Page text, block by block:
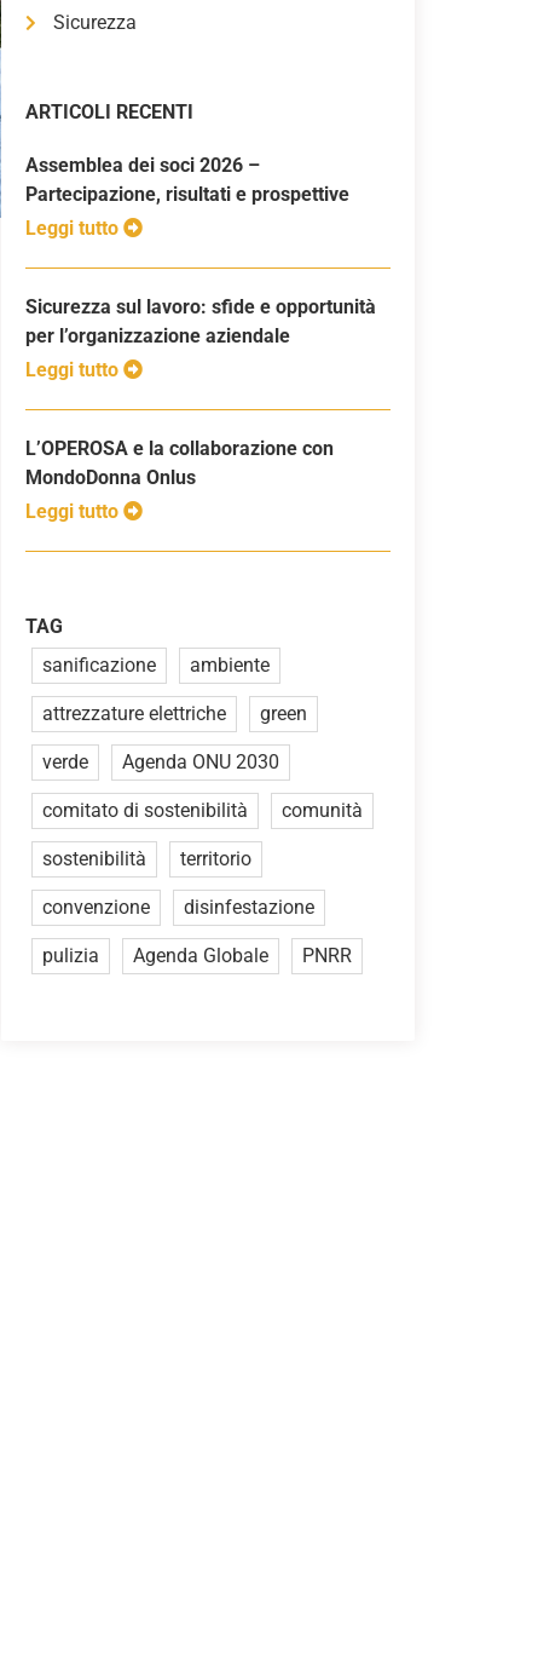
Sicurezza
ARTICOLI RECENTI
Assemblea dei soci 2026 –
Partecipazione, risultati e prospettive
Leggi tutto
Sicurezza sul lavoro: sfide e opportunità
per l’organizzazione aziendale
Leggi tutto
L’OPEROSA e la collaborazione con
MondoDonna Onlus
Leggi tutto
TAG
sanificazione
ambiente
attrezzature elettriche green
verde Agenda ONU 2030
comitato di sostenibilità comunità
sostenibilità territorio
convenzione disinfestazione
pulizia Agenda Globale PNRR